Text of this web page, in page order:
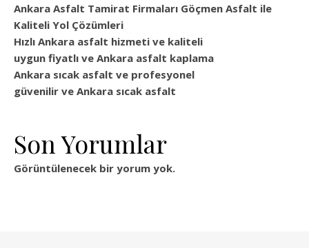
Ankara Asfalt Tamirat Firmaları Göçmen Asfalt ile
Kaliteli Yol Çözümleri
Hızlı Ankara asfalt hizmeti ve kaliteli
uygun fiyatlı ve Ankara asfalt kaplama
Ankara sıcak asfalt ve profesyonel
güvenilir ve Ankara sıcak asfalt
Son Yorumlar
Görüntülenecek bir yorum yok.